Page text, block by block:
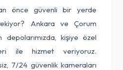
önce güvenli bir yerde
Ankara ve Çorum
kişiye özel
ile hizmet veriyoruz.
7/24 güvenlik kameraları